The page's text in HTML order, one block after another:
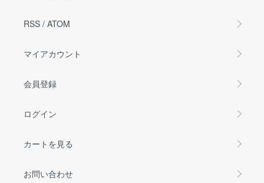
RSS / ATOM
マイアカウント
会員登録
ログイン
カートを見る
お問い合わせ